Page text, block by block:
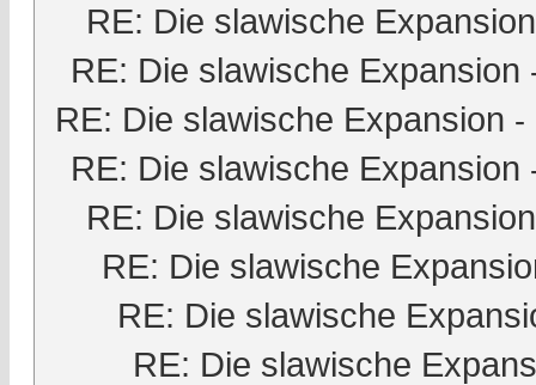
RE: Die slawische Expansion
RE: Die slawische Expansion
RE: Die slawische Expansion -
RE: Die slawische Expansion
RE: Die slawische Expansion
RE: Die slawische
RE: Die slawische
RE: Die slawische